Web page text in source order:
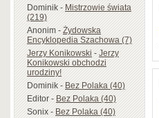
Dominik-Mistrzowie świata
(219)
Anonim-Żydowska
Encyklopedia Szachowa (7)
Jerzy Konikowski-Jerzy
Konikowski obchodzi
urodziny!
Dominik-Bez Polaka (40)
Editor-Bez Polaka (40)
Sonix-Bez Polaka (40)